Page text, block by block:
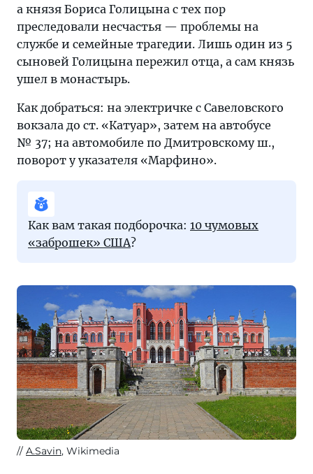
а князя Бориса Голицына с тех пор
преследовали несчастья — проблемы на
службе и семейные трагедии. Лишь один из 5
сыновей Голицына пережил отца, а сам князь
ушел в монастырь.
Как добраться: на электричке с Савеловского
вокзала до ст. «Катуар», затем на автобусе
№ 37; на автомобиле по Дмитровскому ш.,
поворот у указателя «Марфино».
Как вам такая подборочка: 10 чумовых
«заброшек» США?
A.Savin, Wikimedia